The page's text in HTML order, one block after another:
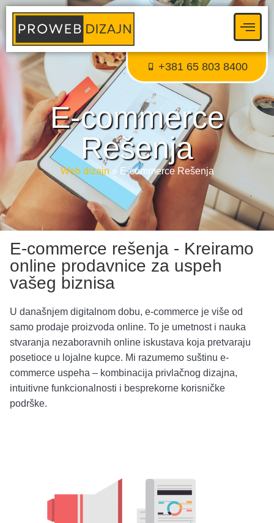
+381 65 803 8400
E-commerce
Rešenja
Web dizajn » E-commerce Rešenja
E-commerce rešenja - Kreiramo
online prodavnice za uspeh
vašeg biznisa
U današnjem digitalnom dobu, e-commerce je više od
samo prodaje proizvoda online. To je umetnost i nauka
stvaranja nezaboravnih online iskustava koja pretvaraju
posetioce u lojalne kupce. Mi razumemo suštinu e-
commerce uspeha – kombinacija privlačnog dizajna,
intuitivne funkcionalnosti i besprekorne korisničke
podrške.
Proweb tajni agent
● Dostupan — Proweb Dizajn